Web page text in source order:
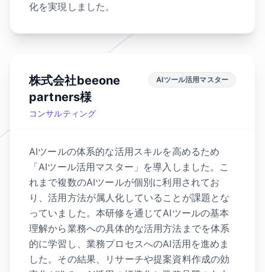
化を実現しました。
株式会社beeone
partners様
コンサルティング
AIツール活用マスター
AIツールの体系的な活用スキルを高めるため
「AIツール活用マスター」を導入しました。こ
れまで複数のAIツールが個別に利用されてお
り、活用方法が属人化していることが課題とな
っていました。本研修を通じてAIツールの基本
理解から業務への具体的な活用方法までを体系
的に学習し、業務プロセスへのAI活用を進めま
した。その結果、リサーチや提案資料作成の効